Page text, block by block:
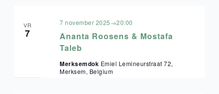
VR
7
Ananta Roosens & Mostafa
Taleb
7 november 2025→20:00
Merksemdok Emiel Lemineurstraat 72,
Merksem, Belgium